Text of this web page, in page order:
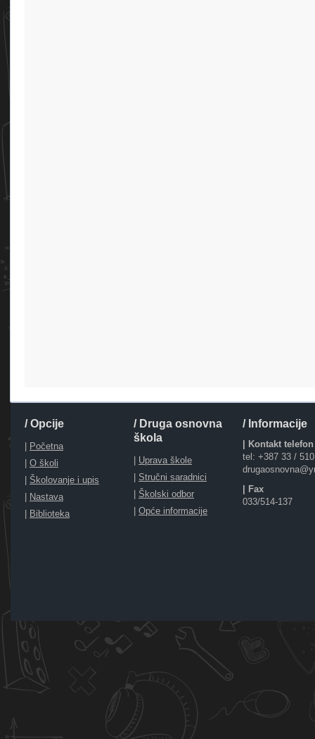
/ Opcije
| Početna
| O školi
| Školovanje i upis
| Nastava
| Biblioteka
/ Druga osnovna
škola
| Uprava škole
| Stručni saradnici
| Školski odbor
| Opće informacije
/ Informacije
| Kontakt telefon
tel: +387 33 /
| Fax
033/514-137